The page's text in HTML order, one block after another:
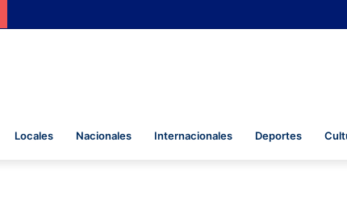
Locales Nacionales Internacionales Deportes